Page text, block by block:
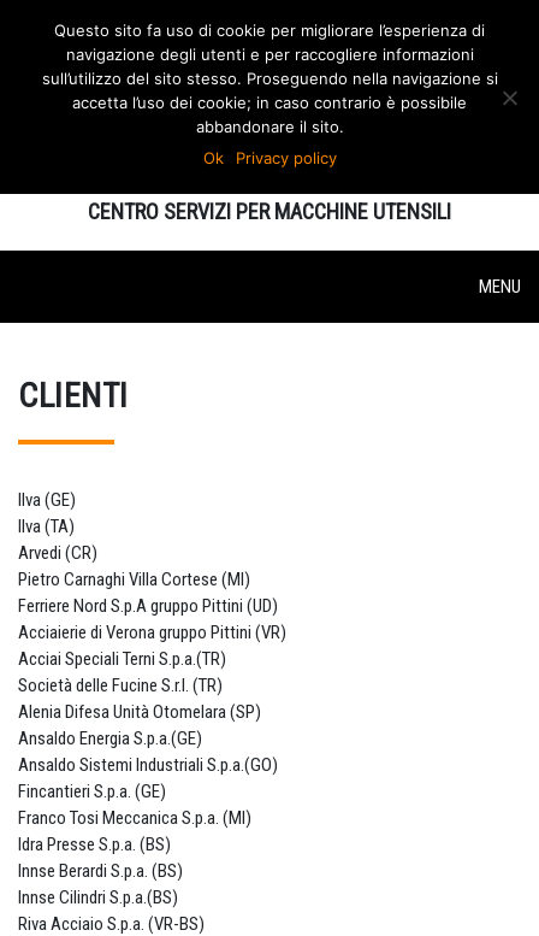
CENTRO SERVIZI PER MACCHINE UTENSILI
MENU
CLIENTI
Ilva (GE)
Ilva (TA)
Arvedi (CR)
Pietro Carnaghi Villa Cortese (MI)
Ferriere Nord S.p.A gruppo Pittini (UD)
Acciaierie di Verona gruppo Pittini (VR)
Acciai Speciali Terni S.p.a.(TR)
Società delle Fucine S.r.l. (TR)
Alenia Difesa Unità Otomelara (SP)
Ansaldo Energia S.p.a.(GE)
Ansaldo Sistemi Industriali S.p.a.(GO)
Fincantieri S.p.a. (GE)
Franco Tosi Meccanica S.p.a. (MI)
Idra Presse S.p.a. (BS)
Innse Berardi S.p.a. (BS)
Innse Cilindri S.p.a.(BS)
Riva Acciaio S.p.a. (VR-BS)
Questo sito fa uso di cookie per migliorare l’esperienza di
navigazione degli utenti e per raccogliere informazioni
sull’utilizzo del sito stesso. Proseguendo nella navigazione si
accetta l’uso dei cookie; in caso contrario è possibile
abbandonare il sito.
Ok
Privacy policy